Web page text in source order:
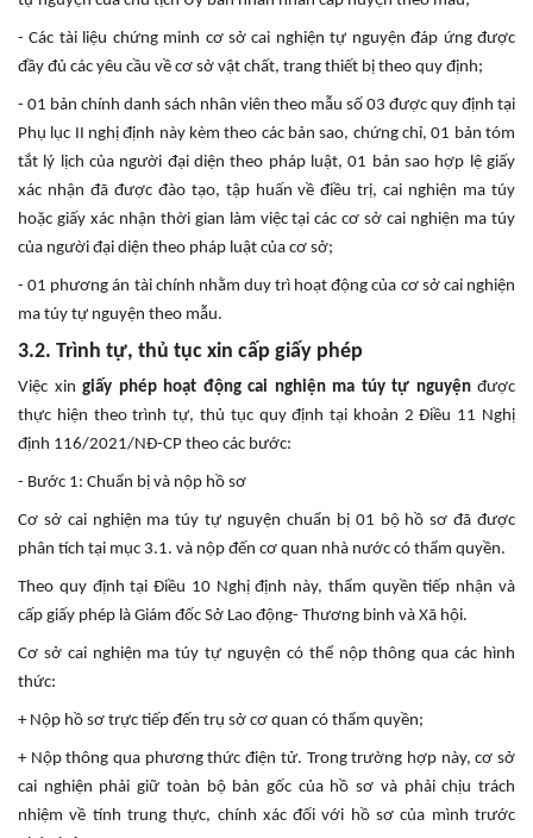
- Các tài liệu chứng minh cơ sở cai nghiện tự nguyện đáp ứng được
đầy đủ các yêu cầu về cơ sở vật chất, trang thiết bị theo quy định;
- 01 bản chính danh sách nhân viên theo mẫu số 03 được quy định tại
Phụ lục II nghị định này kèm theo các bản sao, chứng chỉ, 01 bản tóm
tắt lý lịch của người đại diện theo pháp luật, 01 bản sao hợp lệ giấy
xác nhận đã được đào tạo, tập huấn về điều trị, cai nghiện ma túy
hoặc giấy xác nhận thời gian làm việc tại các cơ sở cai nghiện ma túy
của người đại diện theo pháp luật của cơ sở;
- 01 phương án tài chính nhằm duy trì hoạt động của cơ sở cai nghiện
ma túy tự nguyện theo mẫu.
3.2. Trình tự, thủ tục xin cấp giấy phép
Việc xin giấy phép hoạt động cai nghiện ma túy tự nguyệnđược
thực hiện theo trình tự, thủ tục quy định tại khoản 2 Điều 11 Nghị
định 116/2021/NĐ-CP theo các bước:
- Bước 1: Chuẩn bị và nộp hồ sơ
Cơ sở cai nghiện ma túy tự nguyện chuẩn bị 01 bộ hồ sơ đã được
phân tích tại mục 3.1. và nộp đến cơ quan nhà nước có thẩm quyền.
Theo quy định tại Điều 10 Nghị định này, thẩm quyền tiếp nhận và
cấp giấy phép là Giám đốc Sở Lao động- Thương binh và Xã hội.
Cơ sở cai nghiện ma túy tự nguyện có thể nộp thông qua các hình
thức:
+ Nộp hồ sơ trực tiếp đến trụ sở cơ quan có thẩm quyền;
+ Nộp thông qua phương thức điện tử. Trong trường hợp này, cơ sở
cai nghiện phải giữ toàn bộ bản gốc của hồ sơ và phải chịu trách
nhiệm về tính trung thực, chính xác đối với hồ sơ của mình trước